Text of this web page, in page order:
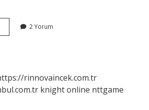
Heyulani
2 Yorum
rinnovaincek.com.tr
knight online nttgame